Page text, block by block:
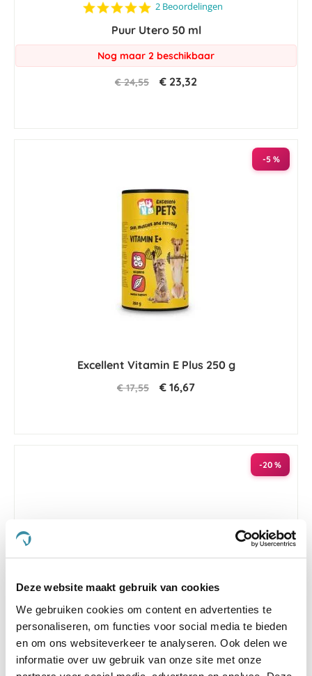
Deze website maakt gebruik van cookies
We gebruiken cookies om content en advertenties te
personaliseren, om functies voor social media te bieden
en om ons websiteverkeer te analyseren. Ook delen we
informatie over uw gebruik van onze site met onze
5.0
rating
2 Beoordelingen
Puur Utero 50 ml
Nog maar 2 beschikbaar
€ 24,55 € 23,32
-5 %
Excellent Vitamin E Plus 250 g
€ 17,55 € 16,67
-20 %
5.0
star
rating
1 Beoordeling
TVM Pet Milk Optima